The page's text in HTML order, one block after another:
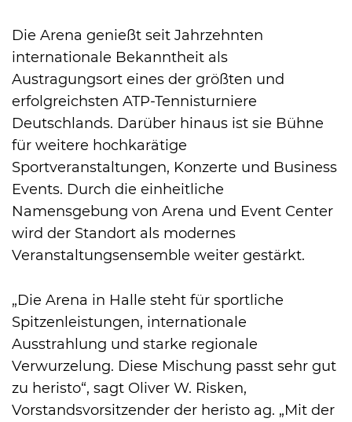
Die Arena genießt seit Jahrzehnten
internationale Bekanntheit als
Austragungsort eines der größten und
erfolgreichsten ATP-Tennisturniere
Deutschlands. Darüber hinaus ist sie Bühne
für weitere hochkarätige
Sportveranstaltungen, Konzerte und Business
Events. Durch die einheitliche
Namensgebung von Arena und Event Center
wird der Standort als modernes
Veranstaltungsensemble weiter gestärkt.
„Die Arena in Halle steht für sportliche
Spitzenleistungen, internationale
Ausstrahlung und starke regionale
Verwurzelung. Diese Mischung passt sehr gut
zu heristo“, sagt Oliver W. Risken,
Vorstandsvorsitzender der heristo ag. „Mit der